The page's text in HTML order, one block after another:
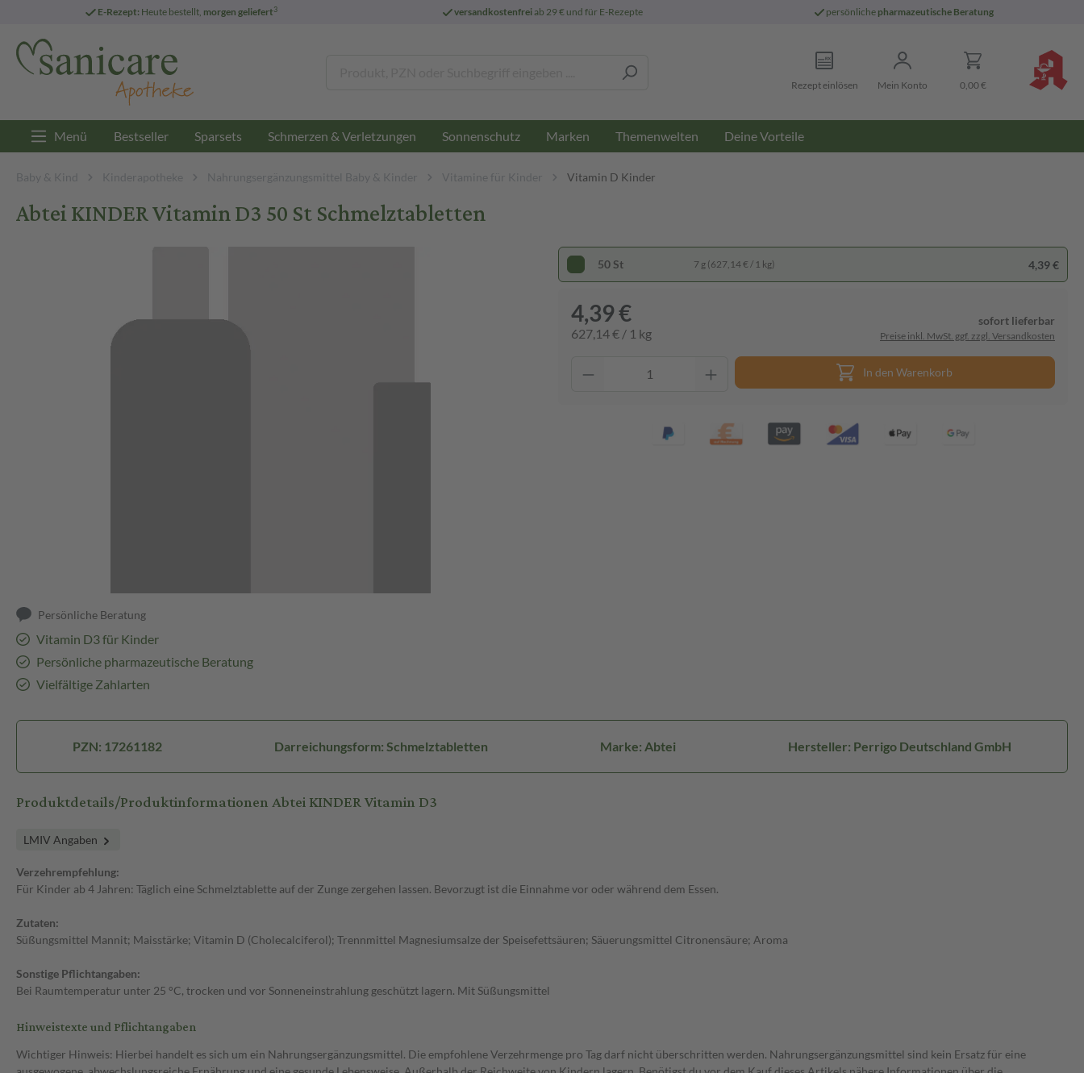
E-Rezept: Heute bestellt, morgen geliefert3 versandkostenfreiab 29 € und für E-Rezepte persönliche pharmazeutische Beratung
Rezept einlösen Mein Konto 0,00 €
Menü Bestseller Sparsets Schmerzen & Verletzungen Sonnenschutz Marken Themenwelten Deine Vorteile
Baby & Kind Kinderapotheke Nahrungsergänzungsmittel Baby & Kinder Vitamine für Kinder Vitamin D Kinder
Abtei KINDER Vitamin D3 50 St Schmelztabletten
Persönliche Beratung
Vitamin D3 für Kinder
Persönliche pharmazeutische Beratung
Vielfältige Zahlarten
50 St 7 g (627,14 € / 1 kg) 4,39 €
4,39 €
627,14 € / 1 kg
sofort lieferbar
Preise inkl. MwSt. ggf. zzgl. Versandkosten
In den Warenkorb
PZN: 17261182 Darreichungsform: Schmelztabletten Marke: Abtei Hersteller: Perrigo Deutschland GmbH
Produktdetails/Produktinformationen Abtei KINDER Vitamin D3
LMIV Angaben
Verzehrempfehlung:
Für Kinder ab 4 Jahren: Täglich eine Schmelztablette auf der Zunge zergehen lassen. Bevorzugt ist die Einnahme vor oder während dem Essen.
Zutaten:
Süßungsmittel Mannit; Maisstärke; Vitamin D (Cholecalciferol); Trennmittel Magnesiumsalze der Speisefettsäuren; Säuerungsmittel Citronensäure; Aroma
Sonstige Pflichtangaben:
Bei Raumtemperatur unter 25 °C, trocken und vor Sonneneinstrahlung geschützt lagern. Mit Süßungsmittel
Hinweistexte und Pflichtangaben
Wichtiger Hinweis: Hierbei handelt es sich um ein Nahrungsergänzungsmittel. Die empfohlene Verzehrmenge pro Tag darf nicht überschritten werden. Nahrungsergänzungsmittel sind kein Ersatz für eine